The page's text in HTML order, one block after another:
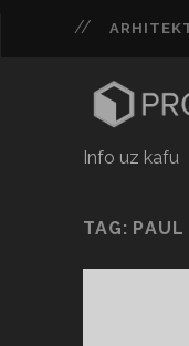
Info uz kafu
TAG: